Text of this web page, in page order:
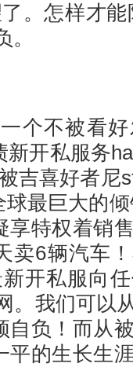
。怎样才
个不被看
开私服务
吉喜好者尼
最巨大的
享特权着销
6辆汽车
开私服向
。我们可以
自负！而从
平的生长生